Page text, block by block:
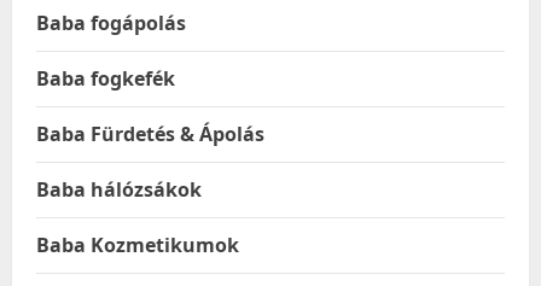
Baba fogápolás
Baba fogkefék
Baba Fürdetés & Ápolás
Baba hálózsákok
Baba Kozmetikumok